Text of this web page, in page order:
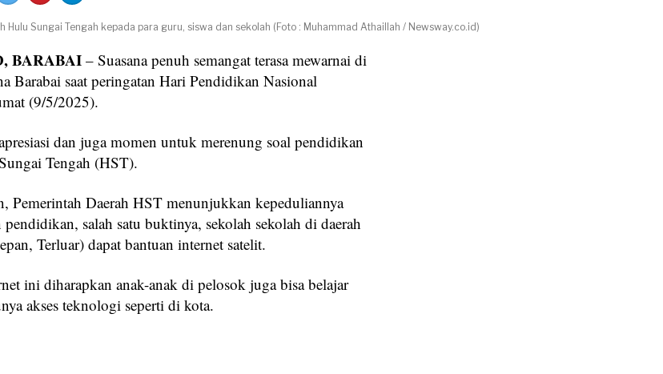
Sungai Tengah kepada para guru, siswa dan sekolah (Foto : Muhammad Athaillah / Newsway.co.id)
BARABAI – Suasana penuh semangat terasa mewarnai di
Barabai saat peringatan Hari Pendidikan Nasional
(9/5/2025).
dan juga momen untuk merenung soal pendidikan
Tengah (HST).
Pemerintah Daerah HST menunjukkan kepeduliannya
pendidikan, salah satu buktinya, sekolah sekolah di daerah
Terluar) dapat bantuan internet satelit.
ini diharapkan anak-anak di pelosok juga bisa belajar
akses teknologi seperti di kota.